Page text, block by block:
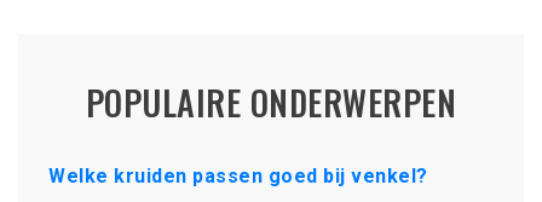
POPULAIRE ONDERWERPEN
Welke kruiden passen goed bij venkel?